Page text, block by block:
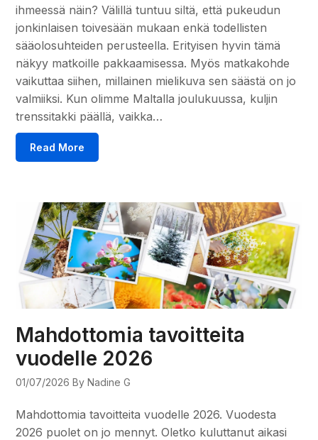
ihmeessä näin? Välillä tuntuu siltä, että pukeudun
jonkinlaisen toivesään mukaan enkä todellisten
sääolosuhteiden perusteella. Erityisen hyvin tämä
näkyy matkoille pakkaamisessa. Myös matkakohde
vaikuttaa siihen, millainen mielikuva sen säästä on jo
valmiiksi. Kun olimme Maltalla joulukuussa, kuljin
trenssitakki päällä, vaikka…
Read More
Mahdottomia tavoitteita
vuodelle 2026
01/07/2026 By Nadine G
Mahdottomia tavoitteita vuodelle 2026. Vuodesta
2026 puolet on jo mennyt. Oletko kuluttanut aikasi